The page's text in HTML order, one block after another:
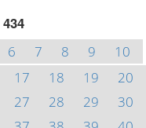
434
6 7 8 9
10
17 18 19
20
27 28 29
30